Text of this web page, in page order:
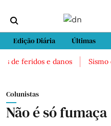
Edição Diária Últimas
feridos e danos Sismo
Colunistas
Não é só fumaça